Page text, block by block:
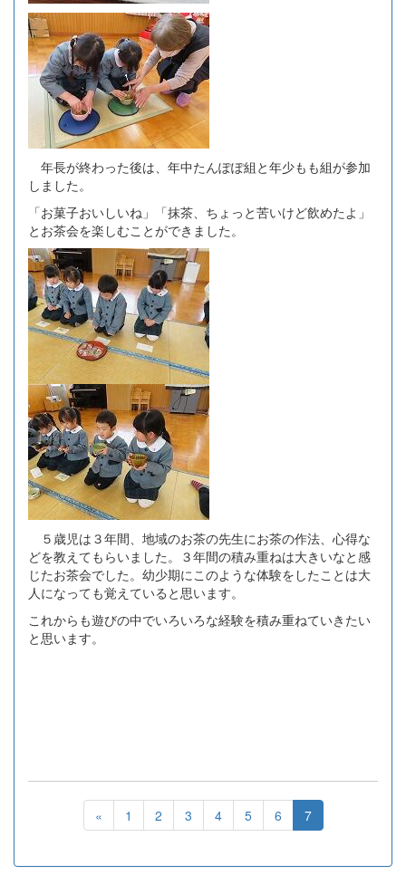
年長が終わった後は、年中たんぽぽ組と年少もも組が参加
しました。
「お菓子おいしいね」「抹茶、ちょっと苦いけど飲めたよ」
とお茶会を楽しむことができました。
５歳児は３年間、地域のお茶の先生にお茶の作法、心得な
どを教えてもらいました。３年間の積み重ねは大きいなと感
じたお茶会でした。幼少期にこのような体験をしたことは大
人になっても覚えていると思います。
これからも遊びの中でいろいろな経験を積み重ねていきたい
と思います。
« 1 2 3 4 5 6 7